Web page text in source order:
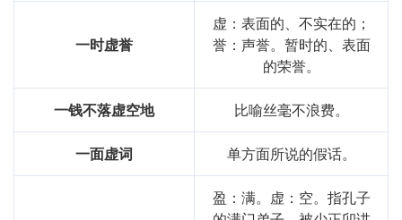
一时虚誉
虚：表面的、不实在的；
誉：声誉。暂时的、表面
的荣誉。
一钱不落虚空地 比喻丝毫不浪费。
一面虚词 单方面所说的假话。
盈：满。虚：空。指孔子